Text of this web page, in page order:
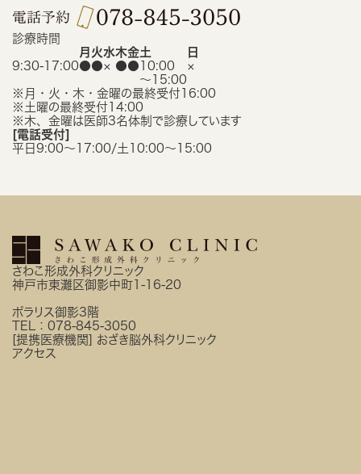
診療時間
月 火水木金土
日
9:30-17:00●●× ●● 10:00
〜15:00
×
※月・火・木・金曜の最終受付16:00
※土曜の最終受付14:00
※木、金曜は医師3名体制で診療しています
[電話受付]
平日9:00〜17:00/土10:00〜15:00
さわこ形成外科クリニック
神戸市東灘区御影中町1-16-20
ポラリス御影3階
TEL： 078-845-3050
[提携医療機関] おざき脳外科クリニック
アクセス